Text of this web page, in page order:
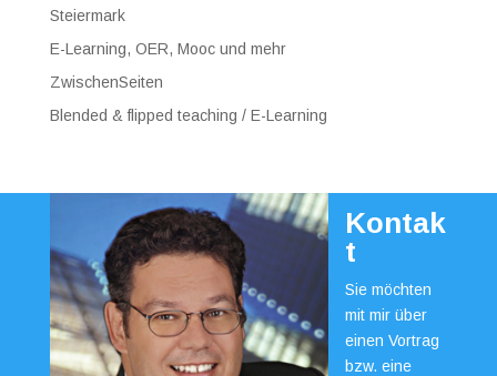
Steiermark
E-Learning, OER, Mooc und mehr
ZwischenSeiten
Blended & flipped teaching / E-Learning
Kontak
t
Sie möchten
mit mir über
einen Vortrag
bzw. eine